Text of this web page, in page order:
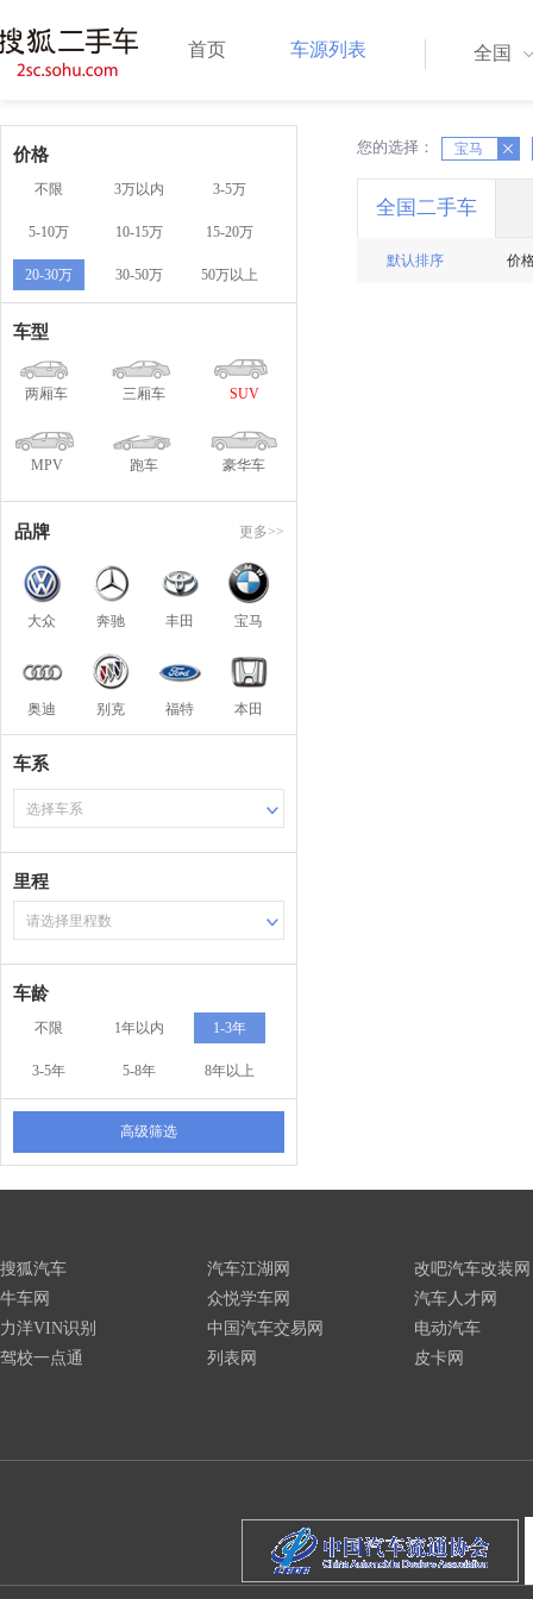
首页 车源列表 全国
价格
不限 3万以内 3-5万
5-10万 10-15万 15-20万
20-30万 30-50万 50万以上
车型
两厢车 三厢车 SUV
MPV 跑车 豪华车
品牌 更多>>
大众 奔驰 丰田 宝马
奥迪 别克 福特 本田
车系
选择车系
里程
请选择里程数
车龄
不限 1年以内 1-3年
3-5年 5-8年 8年以上
高级筛选
您的选择： 宝马
X X
全国二手车
默认排序 价
搜狐汽车
牛车网
力洋VIN识别
驾校一点通
汽车江湖网
众悦学车网
中国汽车交易网
列表网
改吧汽车改装网
汽车人才网
电动汽车
皮卡网